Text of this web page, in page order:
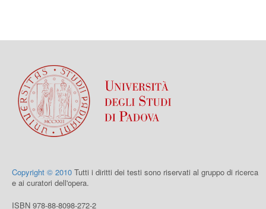
Copyright © 2010 Tutti i diritti dei testi sono riservati al gruppo di ricerca
e ai curatori dell'opera.
ISBN 978-88-8098-272-2